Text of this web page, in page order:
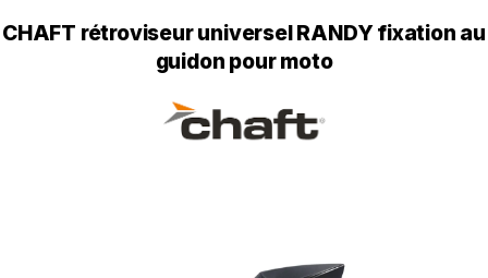
CHAFT rétroviseur universel RANDY fixation au
guidon pour moto